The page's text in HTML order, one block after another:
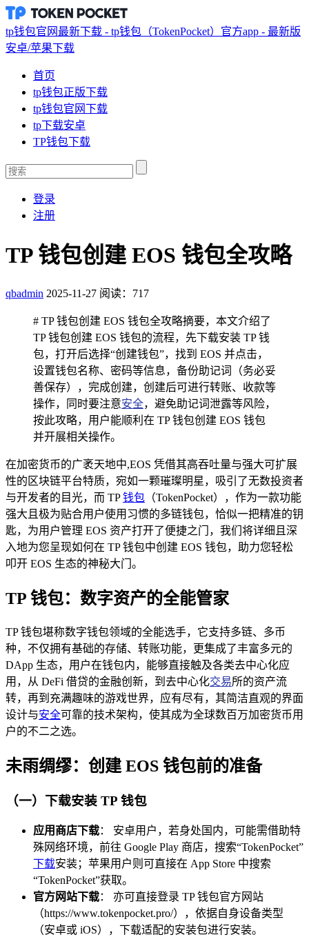
tp钱包官网最新下载 - tp钱包（TokenPocket）官方app - 最新版
安卓/苹果下载
首页
tp钱包正版下载
tp钱包官网下载
tp下载安卓
TP钱包下载
登录
注册
TP 钱包创建 EOS 钱包全攻略
qbadmin 2025-11-27 阅读：717
# TP 钱包创建 EOS 钱包全攻略摘要，本文介绍了
TP 钱包创建 EOS 钱包的流程，先下载安装 TP 钱
包，打开后选择“创建钱包”，找到 EOS 并点击，
设置钱包名称、密码等信息，备份助记词（务必妥
善保存），完成创建，创建后可进行转账、收款等
操作，同时要注意安全，避免助记词泄露等风险，
按此攻略，用户能顺利在 TP 钱包创建 EOS 钱包
并开展相关操作。
在加密货币的广袤天地中,EOS 凭借其高吞吐量与强大可扩展
性的区块链平台特质，宛如一颗璀璨明星，吸引了无数投资者
与开发者的目光，而 TP钱包 （TokenPocket），作为一款功能
强大且极为贴合用户使用习惯的多链钱包，恰似一把精准的钥
匙，为用户管理 EOS 资产打开了便捷之门，我们将详细且深
入地为您呈现如何在 TP 钱包中创建 EOS 钱包，助力您轻松
叩开 EOS 生态的神秘大门。
TP 钱包：数字资产的全能管家
TP 钱包堪称数字钱包领域的全能选手，它支持多链、多币
种，不仅拥有基础的存储、转账功能，更集成了丰富多元的
DApp 生态，用户在钱包内，能够直接触及各类去中心化应
用，从 DeFi 借贷的金融创新，到去中心化交易所的资产流
转，再到充满趣味的游戏世界，应有尽有，其简洁直观的界面
设计与安全可靠的技术架构，使其成为全球数百万加密货币用
户的不二之选。
未雨绸缪：创建 EOS 钱包前的准备
（一）下载安装 TP 钱包
应用商店下载： 安卓用户，若身处国内，可能需借助特
殊网络环境，前往 Google Play 商店，搜索“TokenPocket”
下载安装；苹果用户则可直接在 App Store 中搜索
“TokenPocket”获取。
官方网站下载： 亦可直接登录 TP 钱包官方网站
（https://www.tokenpocket.pro/），依据自身设备类型
（安卓或 iOS），下载适配的安装包进行安装。